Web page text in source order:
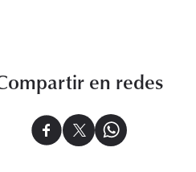
en redes